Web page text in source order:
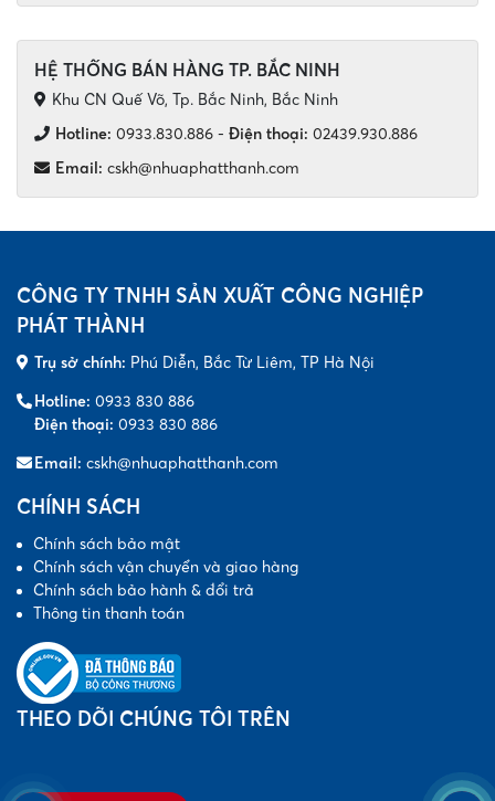
HỆ THỐNG BÁN HÀNG TP. BẮC NINH
Khu CN Quế Võ, Tp. Bắc Ninh, Bắc Ninh
Hotline: 0933.830.886 - Điện thoại: 02439.930.886
Email: cskh@nhuaphatthanh.com
CÔNG TY TNHH SẢN XUẤT CÔNG NGHIỆP
PHÁT THÀNH
Trụ sở chính: Phú Diễn, Bắc Từ Liêm, TP Hà Nội
Hotline: 0933 830 886
Điện thoại: 0933 830 886
Email: cskh@nhuaphatthanh.com
CHÍNH SÁCH
Chính sách bảo mật
Chính sách vận chuyển và giao hàng
Chính sách bảo hành & đổi trả
Thông tin thanh toán
THEO DÕI CHÚNG TÔI TRÊN